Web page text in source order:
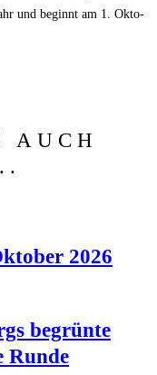
und beginnt am 1. Okto­
AUCH
2026
begrün­te
Runde